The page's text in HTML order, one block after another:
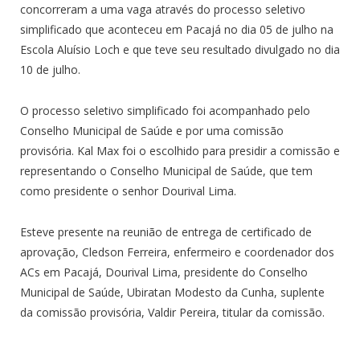
concorreram a uma vaga através do processo seletivo
simplificado que aconteceu em Pacajá no dia 05 de julho na
Escola Aluísio Loch e que teve seu resultado divulgado no dia
10 de julho.
O processo seletivo simplificado foi acompanhado pelo
Conselho Municipal de Saúde e por uma comissão
provisória. Kal Max foi o escolhido para presidir a comissão e
representando o Conselho Municipal de Saúde, que tem
como presidente o senhor Dourival Lima.
Esteve presente na reunião de entrega de certificado de
aprovação, Cledson Ferreira, enfermeiro e coordenador dos
ACs em Pacajá, Dourival Lima, presidente do Conselho
Municipal de Saúde, Ubiratan Modesto da Cunha, suplente
da comissão provisória, Valdir Pereira, titular da comissão.